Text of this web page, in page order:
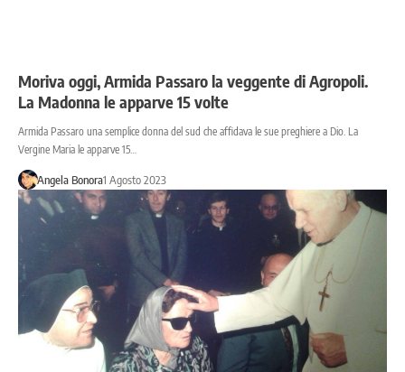
Moriva oggi, Armida Passaro la veggente di Agropoli.
La Madonna le apparve 15 volte
Armida Passaro una semplice donna del sud che affidava le sue preghiere a Dio. La
Vergine Maria le apparve 15…
Angela Bonora1 Agosto 2023